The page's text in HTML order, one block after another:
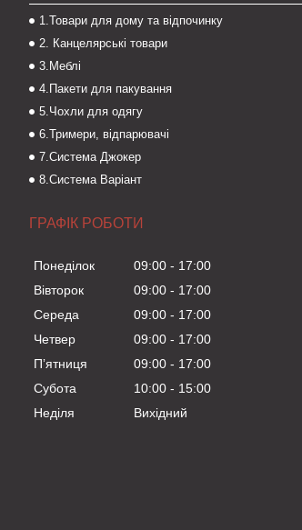
1.Товари для дому та відпочинку
2. Канцелярські товари
3.Меблі
4.Пакети для пакування
5.Чохли для одягу
6.Тримери, відпарювачі
7.Система Джокер
8.Система Варіант
ГРАФІК РОБОТИ
Понеділок 09:00
17:00
Вівторок
09:00
17:00
Середа
09:00
17:00
Четвер
09:00
17:00
Пʼятниця
09:00
17:00
Субота
10:00
15:00
Неділя
Вихідний